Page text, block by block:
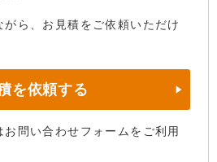
ら、お見積をご依頼いただけ
を依頼する
問い合わせフォームをご利用